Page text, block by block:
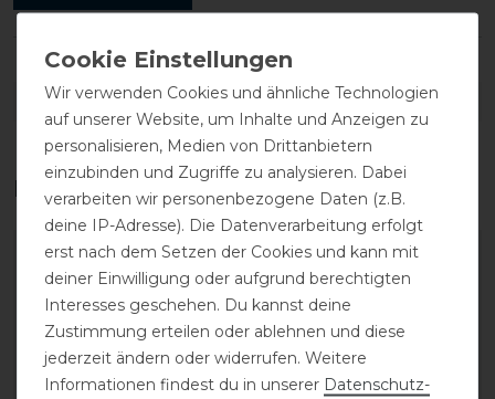
DETAILS ZUR PRODUKTSICHERHEIT
Das perfekte Zubehör für dich
Wir verwenden Cookies und ähnliche Technologien
auf unserer Website, um Inhalte und Anzeigen zu
personalisieren, Medien von Drittanbietern
einzubinden und Zugriffe zu analysieren. Dabei
verarbeiten wir personenbezogene Daten (z.B.
deine IP-Adresse). Die Datenverarbeitung erfolgt
erst nach dem Setzen der Cookies und kann mit
deiner Einwilligung oder aufgrund berechtigten
Interesses geschehen. Du kannst deine
Zustimmung erteilen oder ablehnen und diese
jederzeit ändern oder widerrufen. Weitere
Informationen findest du in unserer Daten­schutz­